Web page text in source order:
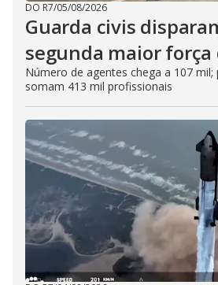
DO R7/05/08/2026
Guarda civis
segunda maior força
Número de agentes chega a 107 mil;
somam 413 mil profissionais